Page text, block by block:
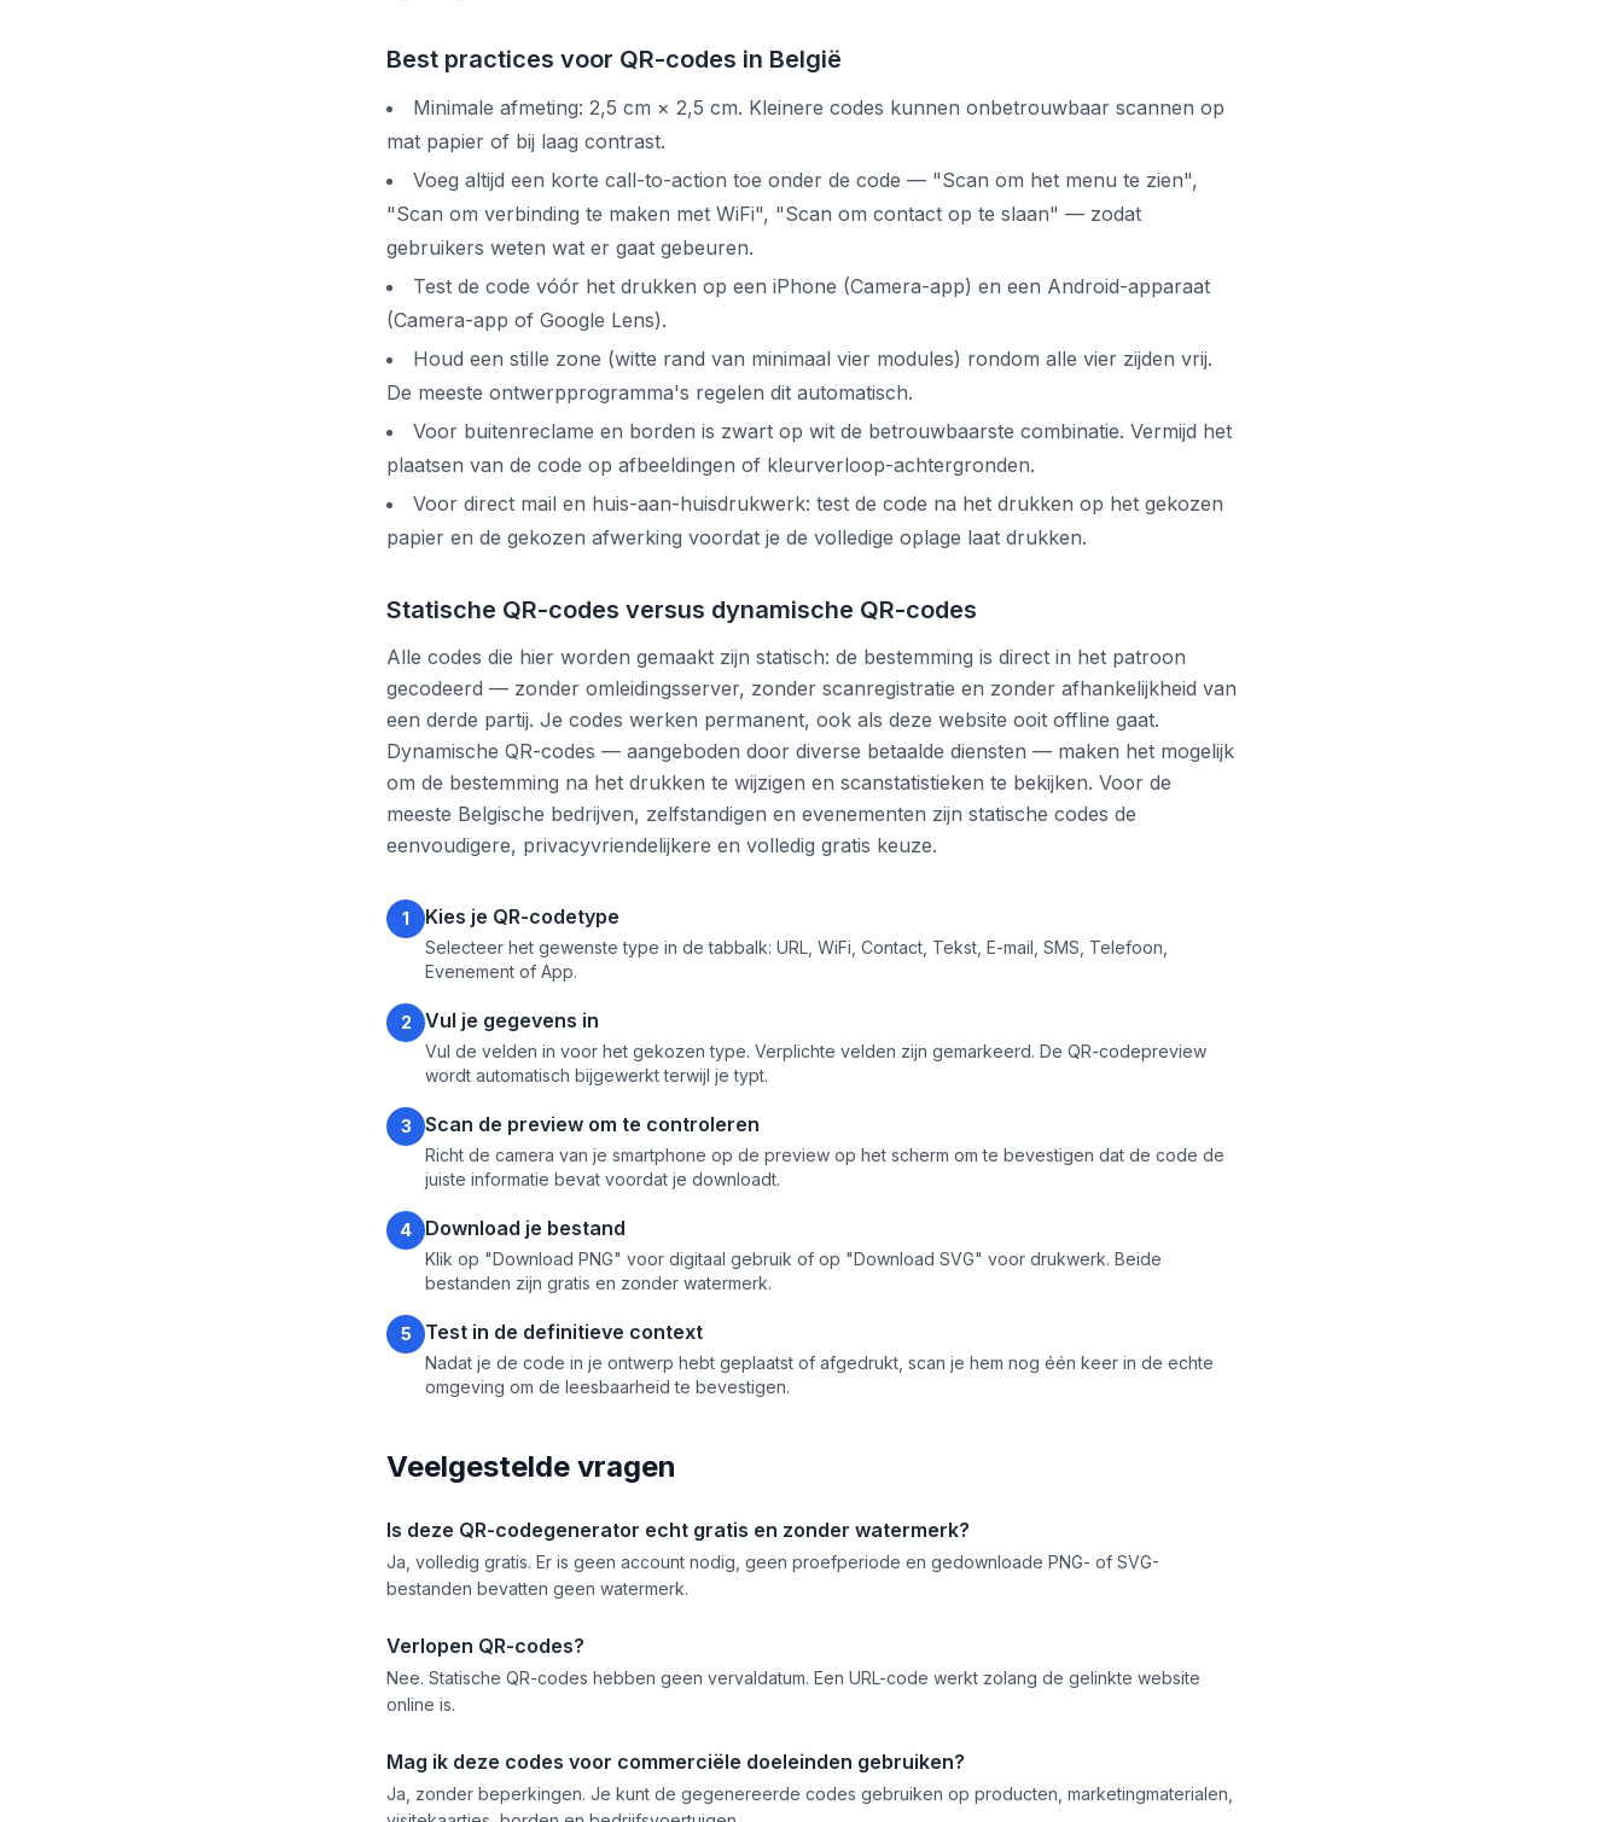
Best practices voor QR-codes in België
Minimale afmeting: 2,5 cm × 2,5 cm. Kleinere codes kunnen onbetrouwbaar scannen op
mat papier of bij laag contrast.
Voeg altijd een korte call-to-action toe onder de code — "Scan om het menu te zien",
"Scan om verbinding te maken met WiFi", "Scan om contact op te slaan" — zodat
gebruikers weten wat er gaat gebeuren.
Test de code vóór het drukken op een iPhone (Camera-app) en een Android-apparaat
(Camera-app of Google Lens).
Houd een stille zone (witte rand van minimaal vier modules) rondom alle vier zijden vrij.
De meeste ontwerpprogramma's regelen dit automatisch.
Voor buitenreclame en borden is zwart op wit de betrouwbaarste combinatie. Vermijd het
plaatsen van de code op afbeeldingen of kleurverloop-achtergronden.
Voor direct mail en huis-aan-huisdrukwerk: test de code na het drukken op het gekozen
papier en de gekozen afwerking voordat je de volledige oplage laat drukken.
Statische QR-codes versus dynamische QR-codes
Alle codes die hier worden gemaakt zijn statisch: de bestemming is direct in het patroon
gecodeerd — zonder omleidingsserver, zonder scanregistratie en zonder afhankelijkheid van
een derde partij. Je codes werken permanent, ook als deze website ooit offline gaat.
Dynamische QR-codes — aangeboden door diverse betaalde diensten — maken het mogelijk
om de bestemming na het drukken te wijzigen en scanstatistieken te bekijken. Voor de
meeste Belgische bedrijven, zelfstandigen en evenementen zijn statische codes de
eenvoudigere, privacyvriendelijkere en volledig gratis keuze.
1 Kies je QR-codetype
Selecteer het gewenste type in de tabbalk: URL, WiFi, Contact, Tekst, E-mail, SMS, Telefoon,
Evenement of App.
2 Vul je gegevens in
Vul de velden in voor het gekozen type. Verplichte velden zijn gemarkeerd. De QR-codepreview
wordt automatisch bijgewerkt terwijl je typt.
3 Scan de preview om te controleren
Richt de camera van je smartphone op de preview op het scherm om te bevestigen dat de code de
juiste informatie bevat voordat je downloadt.
4 Download je bestand
Klik op "Download PNG" voor digitaal gebruik of op "Download SVG" voor drukwerk. Beide
bestanden zijn gratis en zonder watermerk.
5 Test in de definitieve context
Nadat je de code in je ontwerp hebt geplaatst of afgedrukt, scan je hem nog één keer in de echte
omgeving om de leesbaarheid te bevestigen.
Veelgestelde vragen
Is deze QR-codegenerator echt gratis en zonder watermerk?
Ja, volledig gratis. Er is geen account nodig, geen proefperiode en gedownloade PNG- of SVG-
bestanden bevatten geen watermerk.
Verlopen QR-codes?
Nee. Statische QR-codes hebben geen vervaldatum. Een URL-code werkt zolang de gelinkte website
online is.
Mag ik deze codes voor commerciële doeleinden gebruiken?
Ja, zonder beperkingen. Je kunt de gegenereerde codes gebruiken op producten, marketingmaterialen,